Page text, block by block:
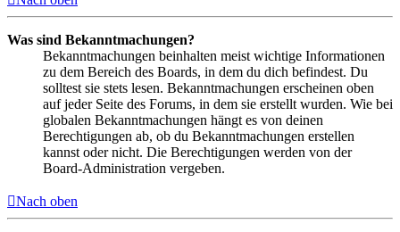
Was sind Bekanntmachungen?
Bekanntmachungen beinhalten meist wichtige Informationen
zu dem Bereich des Boards, in dem du dich befindest. Du
solltest sie stets lesen. Bekanntmachungen erscheinen oben
auf jeder Seite des Forums, in dem sie erstellt wurden. Wie bei
globalen Bekanntmachungen hängt es von deinen
Berechtigungen ab, ob du Bekanntmachungen erstellen
kannst oder nicht. Die Berechtigungen werden von der
Board-Administration vergeben.
Nach oben